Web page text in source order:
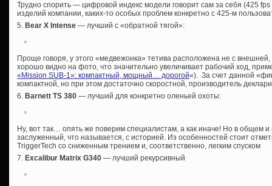
Трудно спорить — цифровой индекс модели говорит сам за себя (425
изделий компании, каких-то особых проблем конкретно с 425-м
5. Bear X Intense — лучший с «обратной тягой»:
Проще говоря, у этого «медвежонка» тетива расположена не с
хорошо видно на фото, что значительно увеличивает рабочий ход,
«Mission SUB-1»: компактный, мощный… дорогой«). За счет данной
компактной, но при этом достаточно скоростной, производитель
6. Barnett TS 380 — лучший для конкретно оленьей охоты:
Ну, вот так… опять же поверим специалистам, а как иначе! Но в общем
заслуженный, что называется, с историей. Из особенностей стоит
TriggerTech со сниженным трением и, соответственно, легким спуском
7. Excalibur Matrix G340 — лучший рекурсивный